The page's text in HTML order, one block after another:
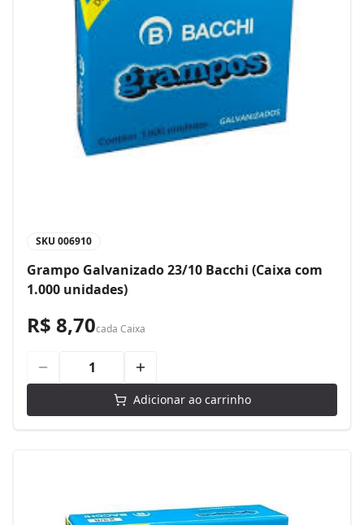
SKU 006910
Grampo Galvanizado 23/10 Bacchi (Caixa com
1.000 unidades)
R$ 8,70cada Caixa
Adicionar ao carrinho